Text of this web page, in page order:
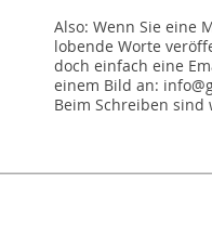
Also: Wenn Sie eine
lobende Worte
doch einfach eine
einem Bild an:
Beim Schreiben